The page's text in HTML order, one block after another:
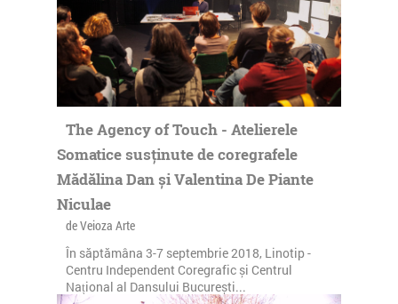
The Agency of Touch - Atelierele
Somatice susținute de coregrafele
Mădălina Dan și Valentina De Piante
Niculae
de Veioza Arte
În săptămâna 3-7 septembrie 2018, Linotip -
Centru Independent Coregrafic și Centrul
Național al Dansului București...